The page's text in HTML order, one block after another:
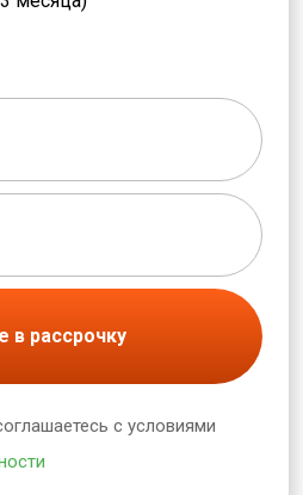
в рассрочку
с условиями